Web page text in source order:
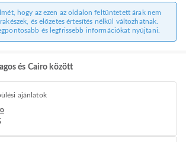
hogy az ezen az oldalon feltüntetett árak nem
és előzetes értesítés nélkül változhatnak.
és legfrissebb információkat nyújtani.
és Cairo között
ajánlatok